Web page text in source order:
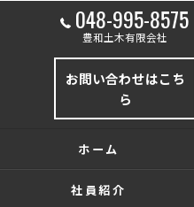
048-995-8575
豊和土木有限会社
お問い合わせはこち
ら
ホーム
社員紹介